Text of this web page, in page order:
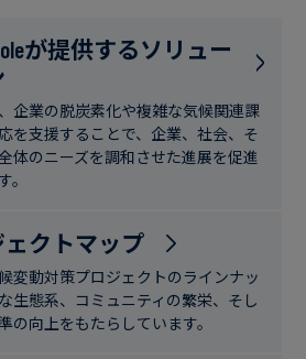
り
み
食
飲
料
ス
テ
ナ
ブ
ー
ス
ス
デ
ィ
ニ
が提供するソリュー
企業の脱炭素化や複雑な気候関連課
を支援することで、企業、社会、そ
体のニーズを調和させた進展を促進
。
ェクトマップ
変動対策プロジェクトのラインナッ
生態系、コミュニティの繁栄、そし
の向上をもたらしています。